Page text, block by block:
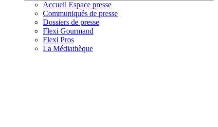
Accueil Espace presse
Communiqués de presse
Dossiers de presse
Flexi Gourmand
Flexi Pros
La Médiathèque